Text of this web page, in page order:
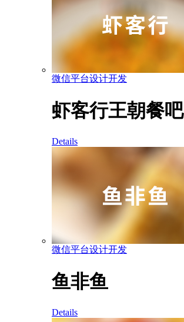
微信平台设计开发
虾客行王朝餐吧
Details
微信平台设计开发
鱼非鱼
Details